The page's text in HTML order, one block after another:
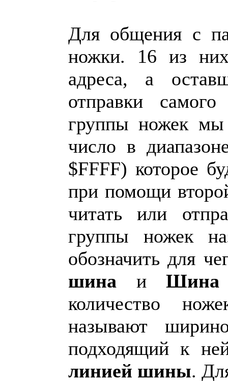
Для общения с
ножки. 16 из них
адреса, а
отправки
группы ножек мы
число в
$FFFF) которое
при помощи
читать или
группы ножек
обозначить для
шина иШина
количество
называют
подходящий к
линией шины.